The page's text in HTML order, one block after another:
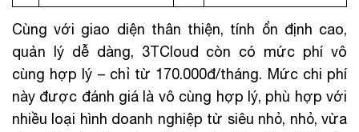
Cùng với giao diện thân thiện, tính ổn định cao,
quản lý dễ dàng, 3TCloud còn có mức phí vô
cùng hợp lý – chỉ từ 170.000đ/tháng. Mức chi phí
này được đánh giá là vô cùng hợp lý, phù hợp với
nhiều loại hình doanh nghiệp từ siêu nhỏ, nhỏ, vừa